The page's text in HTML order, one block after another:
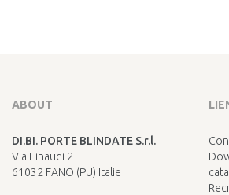
ABOUT
DI.BI. PORTE BLINDATE S.r.l.
Via Einaudi 2
61032 FANO (PU) Italie